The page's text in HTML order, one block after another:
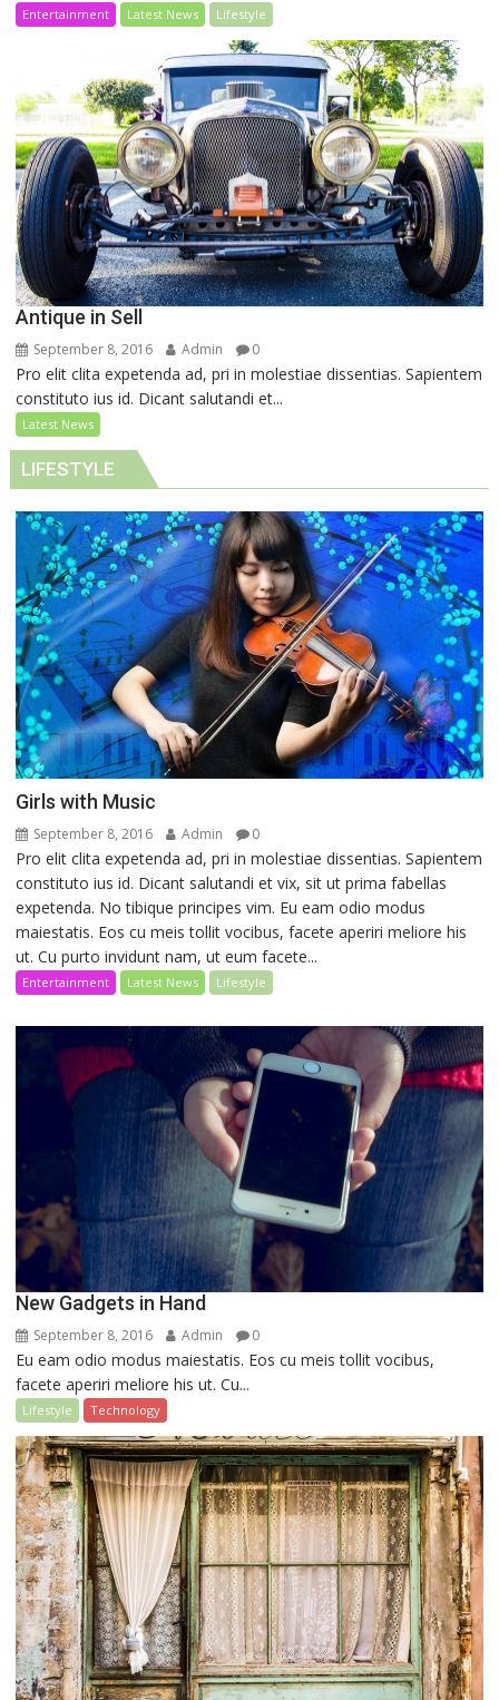
Entertainment Latest News Lifestyle
Antique in Sell
September 8, 2016 Admin 0
Pro elit clita expetenda ad, pri in molestiae dissentias. Sapientem
constituto ius id. Dicant salutandi et...
Latest News
LIFESTYLE
Girls with Music
September 8, 2016 Admin 0
Pro elit clita expetenda ad, pri in molestiae dissentias. Sapientem
constituto ius id. Dicant salutandi et vix, sit ut prima fabellas
expetenda. No tibique principes vim. Eu eam odio modus
maiestatis. Eos cu meis tollit vocibus, facete aperiri meliore his
ut. Cu purto invidunt nam, ut eum facete...
Entertainment Latest News Lifestyle
New Gadgets in Hand
September 8, 2016 Admin 0
Eu eam odio modus maiestatis. Eos cu meis tollit vocibus,
facete aperiri meliore his ut. Cu...
Lifestyle Technology